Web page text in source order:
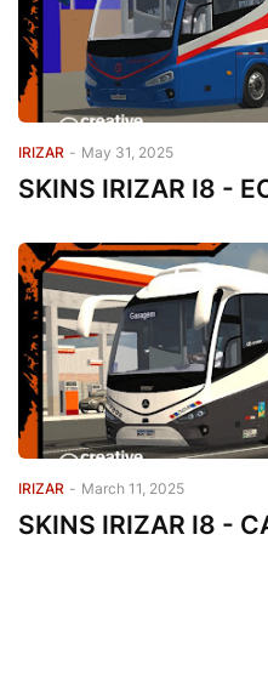
IRIZAR - May 31, 2025
SKINS IRIZAR I8 -
IRIZAR - March 11, 2025
SKINS IRIZAR I8 -